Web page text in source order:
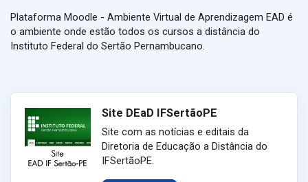
Plataforma Moodle - Ambiente Virtual de Aprendizagem EAD é
o ambiente onde estão todos os cursos a distância do
Instituto Federal do Sertão Pernambucano.
Site DEaD IFSertãoPE
Site com as notícias e editais da
Diretoria de Educação a Distância do
IFSertãoPE.